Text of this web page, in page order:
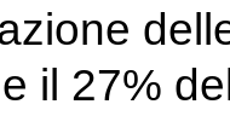
il 27%